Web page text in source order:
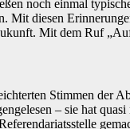
noch einmal
Mit diesen
Mit dem Ruf
Stimmen der
– sie hat